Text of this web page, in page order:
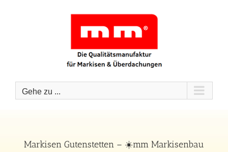
Gehe zu ...
Markisen Gutenstetten – ☀️mm Markisenbau